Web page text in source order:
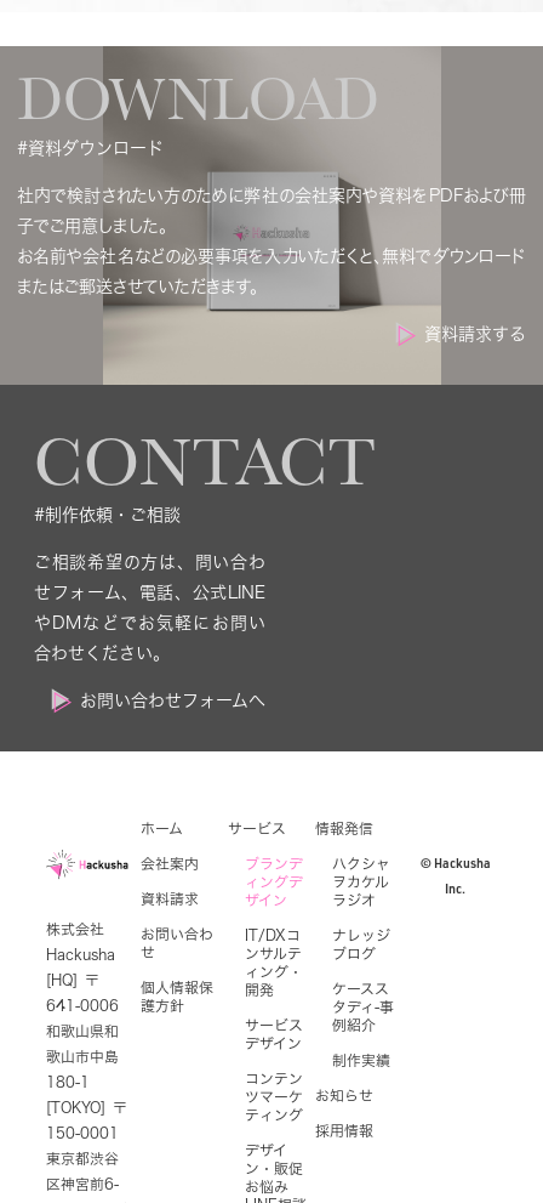
DOWNLOAD
#資料ダウンロード
社内で検討されたい方のために弊社の会社案内や資料をPDFおよび冊
子でご用意しました。
お名前や会社名などの必要事項を入力いただくと、無料でダウンロード
またはご郵送させていただきます。
資料請求する
CONTACT
#制作依頼・ご相談
ご相談希望の方は、問い合わ
せフォーム、電話、公式LINE
やDMなどでお気軽にお問い
合わせください。
お問い合わせフォームへ
株式会社
Hackusha
[HQ] 〒
641-0006
和歌山県和
歌山市中島
180-1
[TOKYO] 〒
150-0001
東京都渋谷
区神宮前6-
ホーム
会社案内
資料請求
お問い合わ
せ
個人情報保
護方針
サービス
ブランデ
ィングデ
ザイン
IT/DXコ
ンサルテ
ィング・
開発
サービス
デザイン
コンテン
ツマーケ
ティング
デザイ
ン・販促
お悩み
情報発信
ハクシャ
ヲカケル
ラジオ
ナレッジ
ブログ
ケースス
タディ-事
例紹介
制作実績
お知らせ
採用情報
© Hackusha
Inc.